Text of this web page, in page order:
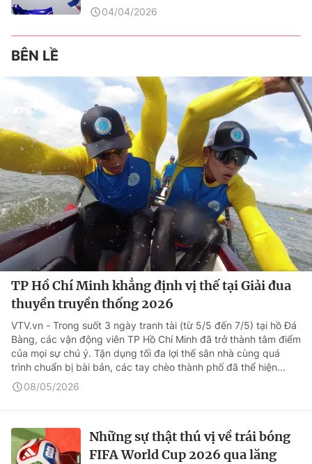
04/04/2026
BÊN LỀ
TP Hồ Chí Minh khẳng định vị thế tại Giải đua
thuyền truyền thống 2026
VTV.vn - Trong suốt 3 ngày tranh tài (từ 5/5 đến 7/5) tại hồ Đá
Bàng, các vận động viên TP Hồ Chí Minh đã trở thành tâm điểm
của mọi sự chú ý. Tận dụng tối đa lợi thế sân nhà cùng quá
trình chuẩn bị bài bản, các tay chèo thành phố đã thể hiện...
08/05/2026
Những sự thật thú vị về trái bóng
FIFA World Cup 2026 qua lăng